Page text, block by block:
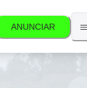
ANUNCIAR